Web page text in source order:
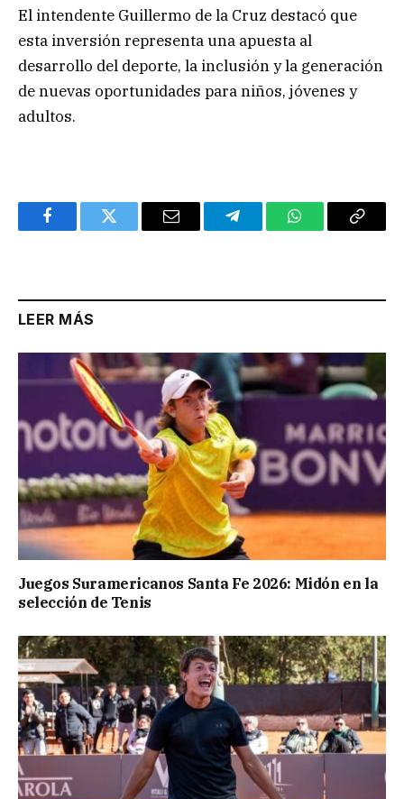
El intendente Guillermo de la Cruz destacó que
esta inversión representa una apuesta al
desarrollo del deporte, la inclusión y la generación
de nuevas oportunidades para niños, jóvenes y
adultos.
FacebookTwitter Email TelegramWhatsAppCopy
LEER MÁS
Juegos Suramericanos Santa Fe 2026: Midón en la
selección de Tenis